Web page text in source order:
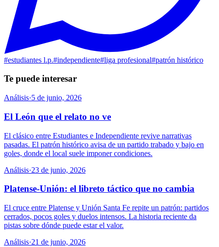
#estudiantes l.p.#independiente#liga profesional#patrón histórico
Te puede interesar
Análisis·5 de junio, 2026
El León que el relato no ve
El clásico entre Estudiantes e Independiente revive narrativas
pasadas. El patrón histórico avisa de un partido trabado y bajo en
goles, donde el local suele imponer condiciones.
Análisis·23 de junio, 2026
Platense-Unión: el libreto táctico que no cambia
El cruce entre Platense y Unión Santa Fe repite un patrón: partidos
cerrados, pocos goles y duelos intensos. La historia reciente da
pistas sobre dónde puede estar el valor.
Análisis·21 de junio, 2026